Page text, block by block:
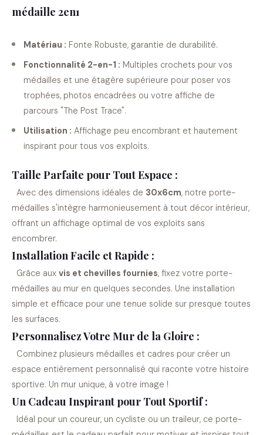
médaille 2en1
Matériau : Fonte Robuste, garantie de durabilité.
Fonctionnalité 2-en-1 : Multiples crochets pour vos
médailles et une étagère supérieure pour poser vos
trophées, photos encadrées ou votre affiche de
parcours "The Post Trace".
Utilisation : Affichage peu encombrant et hautement
inspirant pour tous vos exploits.
Taille Parfaite pour Tout Espace :
Avec des dimensions idéales de 30x6cm, notre porte-
médailles s'intègre harmonieusement à tout décor intérieur,
offrant un affichage optimal de vos exploits sans
encombrer.
Installation Facile et Rapide :
Grâce aux vis et chevilles fournies, fixez votre porte-
médailles au mur en quelques secondes. Une installation
simple et efficace pour une tenue solide sur presque toutes
les surfaces.
Personnalisez Votre Mur de la Gloire :
Combinez plusieurs médailles et cadres pour créer un
espace entièrement personnalisé qui raconte votre histoire
sportive. Un mur unique, à votre image !
Un Cadeau Inspirant pour Tout Sportif :
Idéal pour un coureur, un cycliste ou un traileur, ce porte-